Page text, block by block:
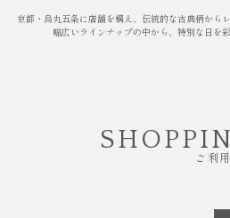
京都・烏丸五条に店舗を構え、伝統的な古典柄から
幅広いラインナップの中から、特別な日を
ご利